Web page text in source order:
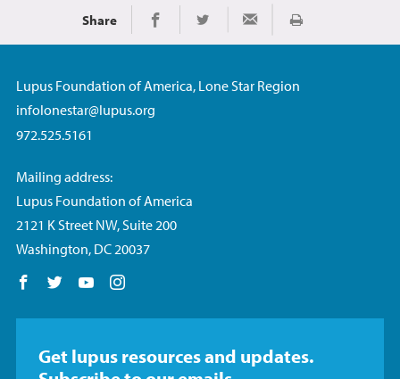
Share Share on Facebook
Share on TwitterShare via EmailImprimir
Lupus Foundation of America, Lone Star Region
infolonestar@lupus.org
972.525.5161
Mailing address:
Lupus Foundation of America
2121 K Street NW, Suite 200
Washington, DC 20037
Follow us on Facebook
Follow us on Twitter
Follow us on YouTube
Get lupus resources and updates.